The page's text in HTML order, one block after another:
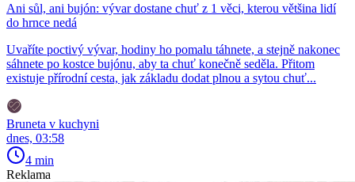
Ani sůl, ani bujón: vývar dostane chuť z 1 věci, kterou většina lidí
do hrnce nedá
Uvaříte poctivý vývar, hodiny ho pomalu táhnete, a stejně nakonec
sáhnete po kostce bujónu, aby ta chuť konečně seděla. Přitom
existuje přírodní cesta, jak základu dodat plnou a sytou chuť...
Bruneta v kuchyni
dnes, 03:58
4 min
Reklama